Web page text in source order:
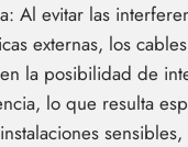
Al evitar las
externas, los
la posibilidad de
lo que resulta